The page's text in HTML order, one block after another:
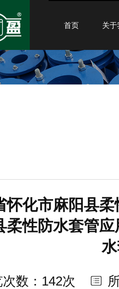
首页 关于
怀化市麻阳县
柔性防水套管
数：142次